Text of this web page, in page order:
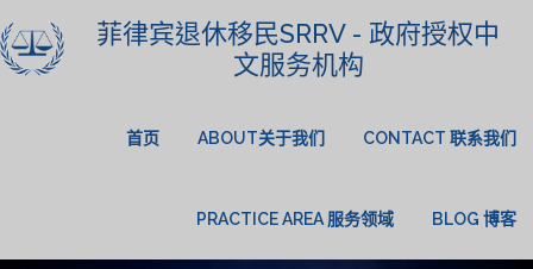
菲律宾退休移民SRRV - 政府授权中
文服务机构
首页 ABOUT关于我们 CONTACT 联系我们
PRACTICE AREA 服务领域 BLOG 博客